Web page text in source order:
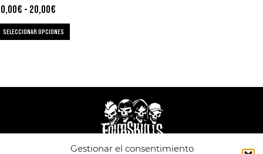
Gestionar el consentimiento
€ - 20,00€
SELECCIONAR OPCIONES